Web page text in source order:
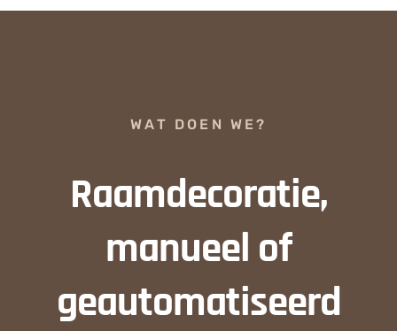
WAT DOEN WE?
Raamdecoratie,
manueel of
geautomatiseerd